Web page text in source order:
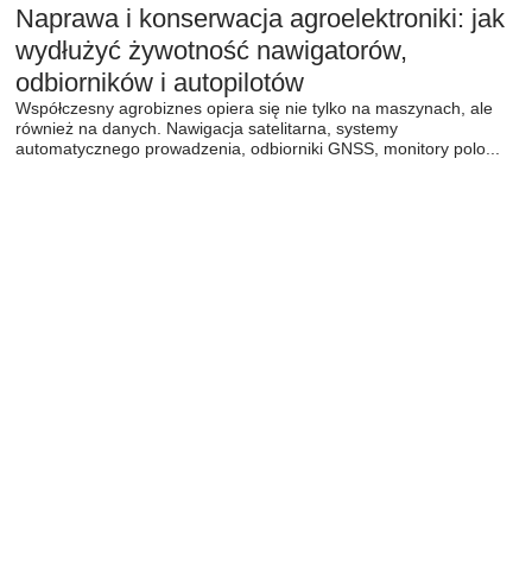
Naprawa i konserwacja agroelektroniki: jak
wydłużyć żywotność nawigatorów,
odbiorników i autopilotów
Współczesny agrobiznes opiera się nie tylko na maszynach, ale
również na danych. Nawigacja satelitarna, systemy
automatycznego prowadzenia, odbiorniki GNSS, monitory polo...